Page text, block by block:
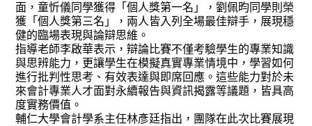
面，童忻儀同學獲得「個人獎第一名」，劉佩昀同學則榮
獲「個人獎第三名」，兩人皆入列全場最佳辯手，展現穩
健的臨場表現與論辯思維。
指導老師李啟華表示，辯論比賽不僅考驗學生的專業知識
與思辨能力，更讓學生在模擬真實專業情境中，學習如何
進行批判性思考、有效表達與即席回應。這些能力對於未
來會計專業人才面對永續報告與資訊揭露等議題，皆具高
度實務價值。
輔仁大學會計學系主任林彥廷指出，團隊在此次比賽展現